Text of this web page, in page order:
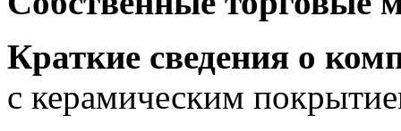
Краткие сведения о
с керамическим